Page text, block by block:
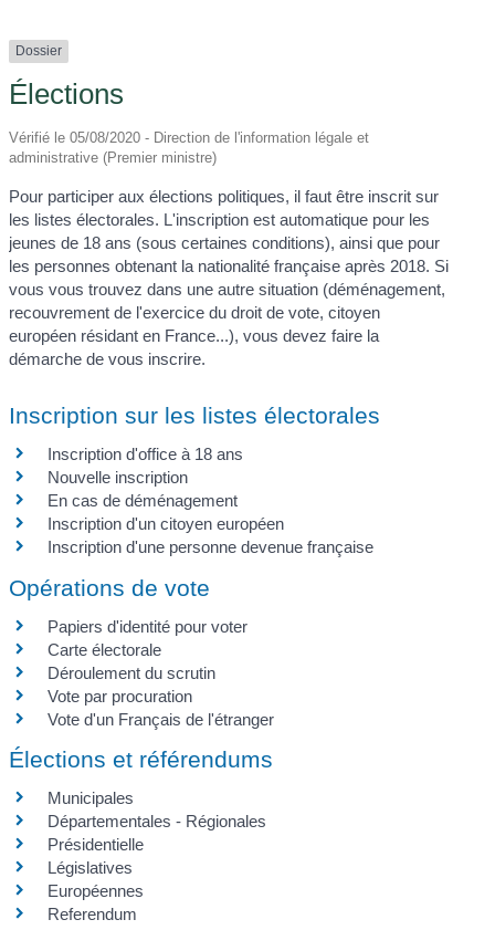
Dossier
Élections
Vérifié le 05/08/2020 - Direction de l'information légale et
administrative (Premier ministre)
Pour participer aux élections politiques, il faut être inscrit sur
les listes électorales. L'inscription est automatique pour les
jeunes de 18 ans (sous certaines conditions), ainsi que pour
les personnes obtenant la nationalité française après 2018. Si
vous vous trouvez dans une autre situation (déménagement,
recouvrement de l'exercice du droit de vote, citoyen
européen résidant en France...), vous devez faire la
démarche de vous inscrire.
Inscription sur les listes électorales
Inscription d'office à 18 ans
Nouvelle inscription
En cas de déménagement
Inscription d'un citoyen européen
Inscription d'une personne devenue française
Opérations de vote
Papiers d'identité pour voter
Carte électorale
Déroulement du scrutin
Vote par procuration
Vote d'un Français de l'étranger
Élections et référendums
Municipales
Départementales - Régionales
Présidentielle
Législatives
Européennes
Referendum